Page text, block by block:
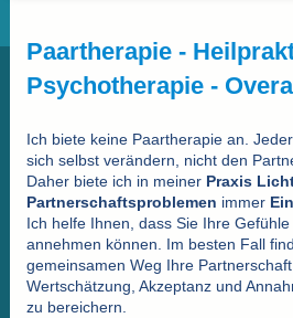
Paartherapie -
Psychotherapie -
Ich biete keine Paartherapie an.
sich selbst verändern, nicht den
Daher biete ich in meiner Praxis
Partnerschaftsproblemen immer
Ich helfe Ihnen, dass Sie Ihre
annehmen können. Im besten Fall
gemeinsamen Weg Ihre
Wertschätzung, Akzeptanz und
zu bereichern.